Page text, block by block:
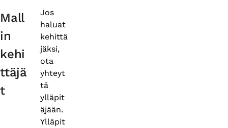
Primary
tabs
Mall
in
kehi
ttäjä
t
Jos
haluat
kehittä
jäksi,
ota
yhteyt
tä
ylläpit
äjään.
Ylläpit